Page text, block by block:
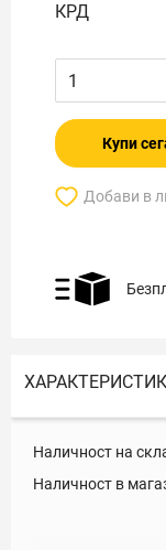
КРД
Купи
Добави в
Наличност на
Наличност в